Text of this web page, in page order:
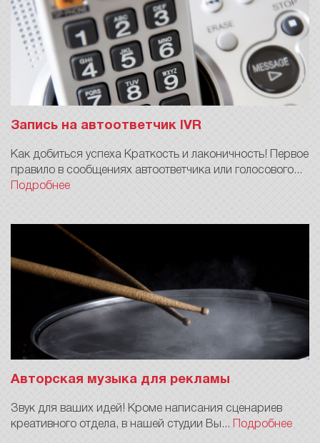
Запись на автоответчик IVR
Как добиться успеха Краткость и лаконичность! Первое
правило в сообщениях автоответчика или голосового...
Подробнее
Авторская музыка для рекламы
Звук для ваших идей! Кроме написания сценариев
креативного отдела, в нашей студии Вы...
Подробнее